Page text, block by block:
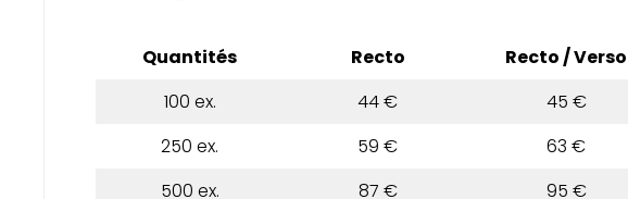
Quantités Recto
Recto / Verso
100 ex.
44 €
45 €
250 ex.
59 €
63 €
500 ex.
87 €
95 €